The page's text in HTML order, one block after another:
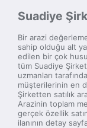
Suadiye
Bir arazi
sahip olduğu alt
edilen bir çok
tüm Suadiye
uzmanları
müşterilerinin en
Şirketten satılık
Arazinin toplam
gerçek özellik
ilanının detay